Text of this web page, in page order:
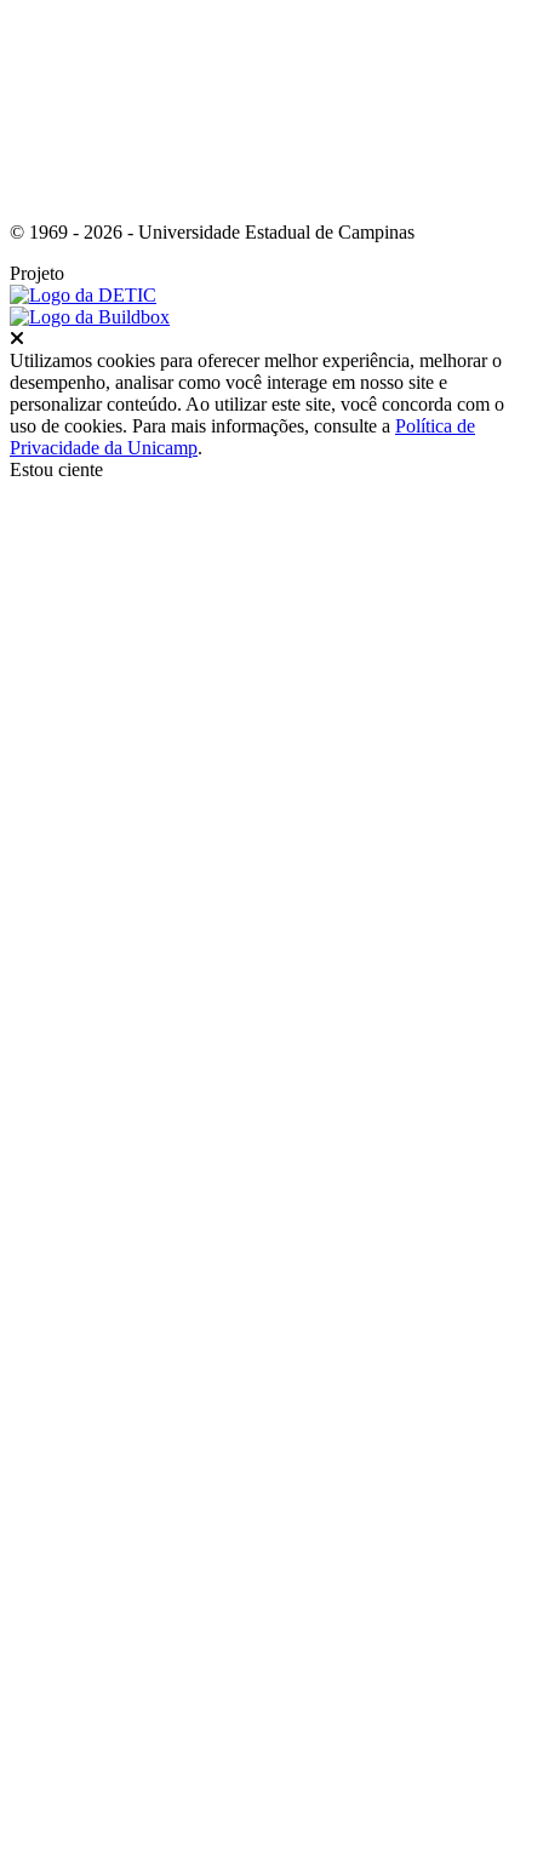
© 1969 - 2026 - Universidade Estadual de Campinas
Projeto
Utilizamos cookies para oferecer melhor experiência, melhorar o
desempenho, analisar como você interage em nosso site e
personalizar conteúdo. Ao utilizar este site, você concorda com o
uso de cookies. Para mais informações, consulte a Política de
Privacidade da Unicamp.
Estou ciente